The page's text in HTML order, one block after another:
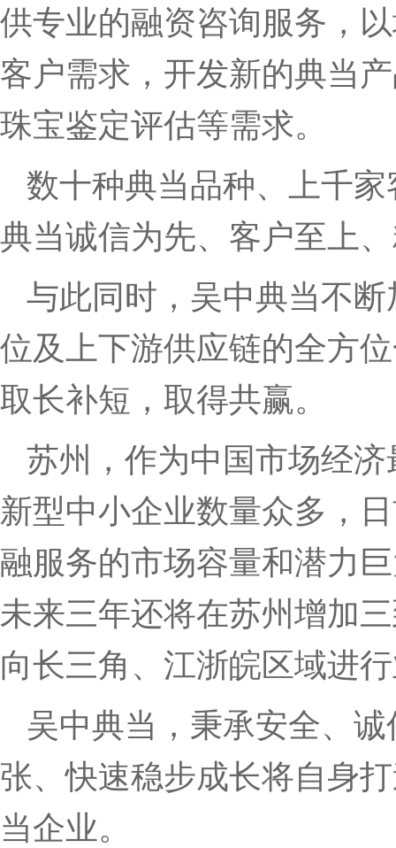
供专业的融资咨询服务，
客户需求，开发新的典当
珠宝鉴定评估等需求。
数十种典当品种、上千
典当诚信为先、客户至上
与此同时，吴中典当不
位及上下游供应链的全方
取长补短，取得共赢。
苏州，作为中国市场经
新型中小企业数量众多，
融服务的市场容量和潜力
未来三年还将在苏州增加
向长三角、江浙皖区域进
吴中典当，秉承安全、
张、快速稳步成长将自身
当企业。